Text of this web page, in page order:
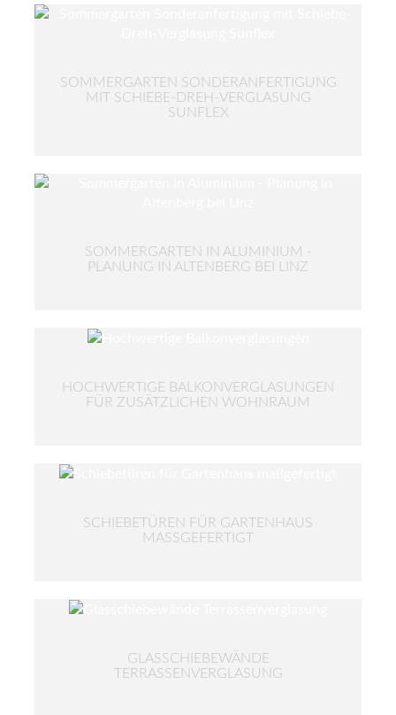
SOMMERGARTEN SONDERANFERTIGUNG
MIT SCHIEBE-DREH-VERGLASUNG
SUNFLEX
SOMMERGARTEN IN ALUMINIUM -
PLANUNG IN ALTENBERG BEI LINZ
HOCHWERTIGE BALKONVERGLASUNGEN
FÜR ZUSÄTZLICHEN WOHNRAUM
SCHIEBETÜREN FÜR GARTENHAUS
MASSGEFERTIGT
GLASSCHIEBEWÄNDE
TERRASSENVERGLASUNG